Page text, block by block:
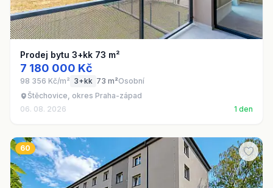
Prodej bytu 3+kk 73 m²
7 180 000 Kč
98 356 Kč/m² 3+kk 73 m²Osobní
Štěchovice, okres Praha-západ
06. 08. 2026
1 den
60